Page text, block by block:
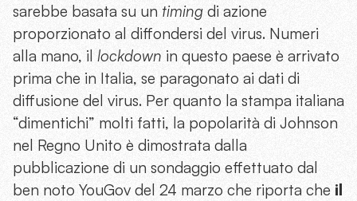
sarebbe basata su un timing di azione
proporzionato al diffondersi del virus. Numeri
alla mano, il lockdown in questo paese è arrivato
prima che in Italia, se paragonato ai dati di
diffusione del virus. Per quanto la stampa italiana
“dimentichi” molti fatti, la popolarità di Johnson
nel Regno Unito è dimostrata dalla
pubblicazione di un sondaggio effettuato dal
ben noto YouGov del 24 marzo che riporta che il